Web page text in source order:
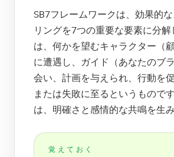
SB7フレームワークは、効果的
リングを7つの重要な要素に分
は、何かを望むキャラクター（
に遭遇し、ガイド（あなたのブ
会い、計画を与えられ、行動を
または失敗に至るというもので
は、明確さと感情的な共鳴を生
覚えておく